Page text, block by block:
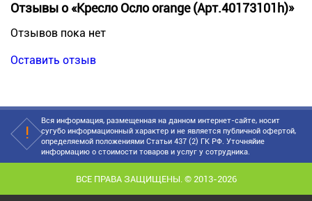
Отзывы о «Кресло Осло orange (Арт.40173101h)»
Отзывов пока нет
Оставить отзыв
Вся информация, размещенная на данном интернет-сайте, носит
сугубо информационный характер и не является публичной офертой,
определяемой положениями Статьи 437 (2) ГК РФ. Уточняйие
информацию о стоимости товаров и услуг у сотрудника.
ВСЕ ПРАВА ЗАЩИЩЕНЫ. © 2013-2026